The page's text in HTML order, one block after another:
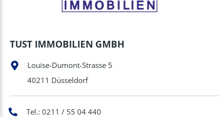
TUST IMMOBILIEN GMBH
Louise-Dumont-Strasse 5
40211 Düsseldorf
Tel.: 0211 / 55 04 440